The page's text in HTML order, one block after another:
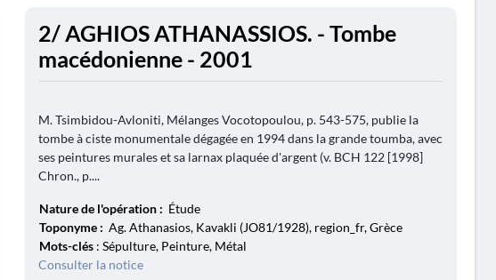
2/ AGHIOS ATHANASSIOS. - Tombe
macédonienne - 2001
M. Tsimbidou-Avloniti, Mélanges Vocotopoulou, p. 543-575, publie la
tombe à ciste monumentale dégagée en 1994 dans la grande toumba, avec
ses peintures murales et sa larnax plaquée d'argent (v. BCH 122 [1998]
Chron., p....
Nature de l'opération : Étude
Toponyme : Ag. Athanasios, Kavakli (JO81/1928), region_fr, Grèce
Mots-clés : Sépulture, Peinture, Métal
Consulter la notice